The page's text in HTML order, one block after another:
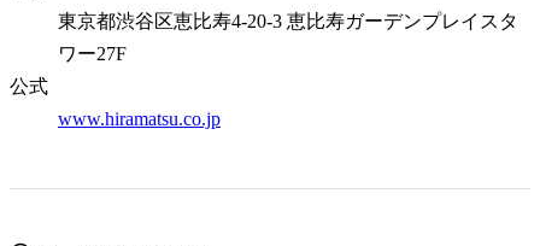
東京都渋谷区恵比寿4-20-3 恵比寿ガーデンプレイスタ
ワー27F
公式
www.hiramatsu.co.jp